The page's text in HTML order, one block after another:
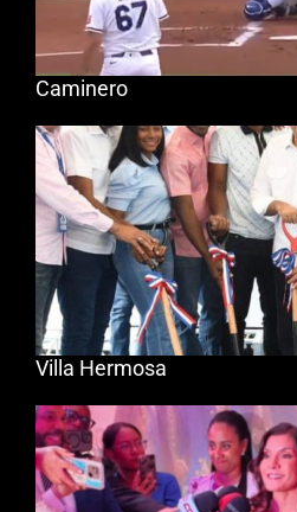
Caminero
Villa Hermosa